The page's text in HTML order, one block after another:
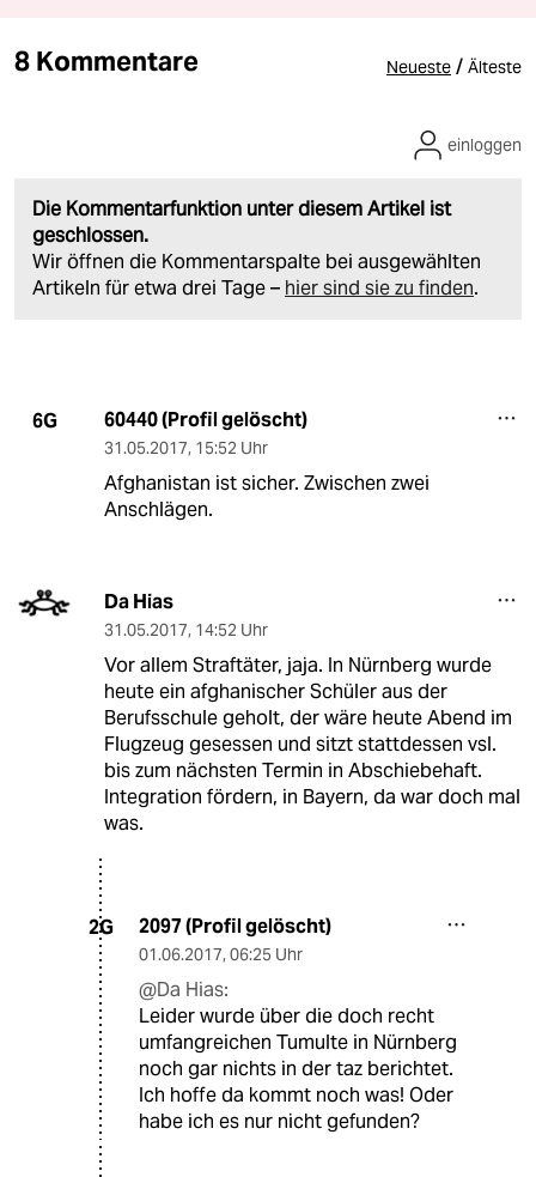
8 Kommentare Neueste / Älteste
Die Kommentarfunktion unter diesem Artikel ist
geschlossen.
Wir öffnen die Kommentarspalte bei ausgewählten
Artikeln für etwa drei Tage – hier sind sie zu finden.
einloggen
6G 60440 (Profil gelöscht)
31.05.2017, 15:52 Uhr
Afghanistan ist sicher. Zwischen zwei
Anschlägen.
Da Hias
31.05.2017, 14:52 Uhr
Vor allem Straftäter, jaja. In Nürnberg wurde
heute ein afghanischer Schüler aus der
Berufsschule geholt, der wäre heute Abend im
Flugzeug gesessen und sitzt stattdessen vsl.
bis zum nächsten Termin in Abschiebehaft.
Integration fördern, in Bayern, da war doch mal
was.
2G 2097 (Profil gelöscht)
01.06.2017, 06:25 Uhr
@Da Hias:
Leider wurde über die doch recht
umfangreichen Tumulte in Nürnberg
noch gar nichts in der taz berichtet.
Ich hoffe da kommt noch was! Oder
habe ich es nur nicht gefunden?